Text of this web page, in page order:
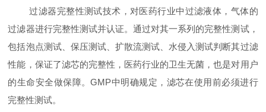
过滤器完整性测试技术，对医药行业中过滤液体，气体的
过滤器进行完整性测试并认证。通过对其一系列的完整性测试，
包括泡点测试、保压测试、扩散流测试、水侵入测试判断其过滤
性能，保证了滤芯的完整性，医药行业的卫生无菌，也是对用户
的生命安全做保障。GMP中明确规定，滤芯在使用前必须进行
完整性测试。